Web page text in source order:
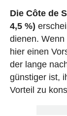
Die Côte de
4,5 %)
dienen.
hier einen
der lange
günstiger ist,
Vorteil zu